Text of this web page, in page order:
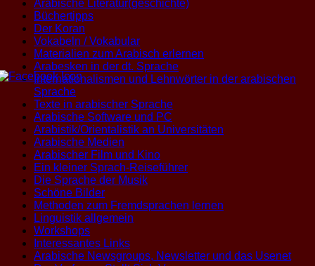
Arabische Literatur(geschichte)
Büchertipps
Der Koran
Vokabeln / Vokabular
Materialien zum Arabisch erlernen
Arabesken in der dt. Sprache
Internationalismen und Lehnwörter in der arabischen
Sprache
Texte in arabischer Sprache
Arabische Software und PC
Arabistik/Orientalistik an Universitäten
Arabische Medien
Arabischer Film und Kino
Ein kleiner Sprach-Reiseführer
Die Sprache der Musik
Schöne Bilder
Methoden zum Fremdsprachen lernen
Linguistik allgemein
Workshops
Interessantes Links
Arabische Newsgroups, Newsletter und das Usenet